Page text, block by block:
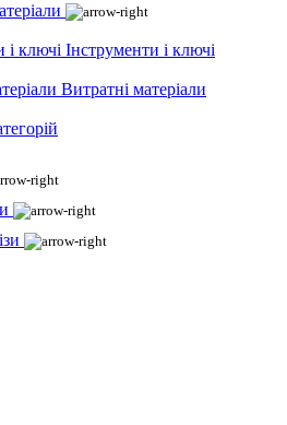
Інструменти і ключі
Витратні матеріали